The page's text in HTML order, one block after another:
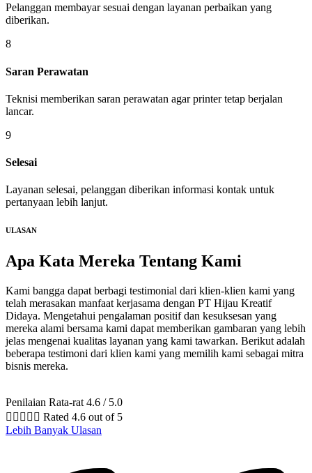
Pelanggan membayar sesuai dengan layanan perbaikan yang
diberikan.
8
Saran Perawatan
Teknisi memberikan saran perawatan agar printer tetap berjalan
lancar.
9
Selesai
Layanan selesai, pelanggan diberikan informasi kontak untuk
pertanyaan lebih lanjut.
ULASAN
Apa Kata Mereka Tentang Kami
Kami bangga dapat berbagi testimonial dari klien-klien kami yang
telah merasakan manfaat kerjasama dengan PT Hijau Kreatif
Didaya. Mengetahui pengalaman positif dan kesuksesan yang
mereka alami bersama kami dapat memberikan gambaran yang lebih
jelas mengenai kualitas layanan yang kami tawarkan. Berikut adalah
beberapa testimoni dari klien kami yang memilih kami sebagai mitra
bisnis mereka.
Penilaian Rata-rat 4.6 / 5.0
     Rated 4.6 out of 5
Lebih Banyak Ulasan